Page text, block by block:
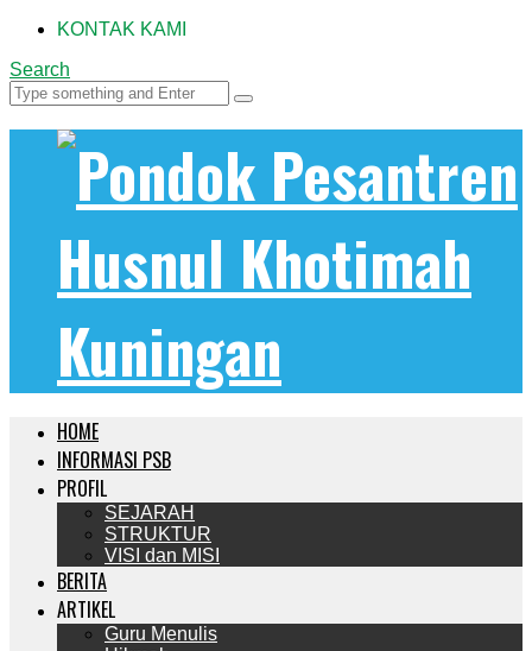
KONTAK KAMI
Search
HOME
INFORMASI PSB
PROFIL
SEJARAH
STRUKTUR
VISI dan MISI
BERITA
ARTIKEL
Guru Menulis